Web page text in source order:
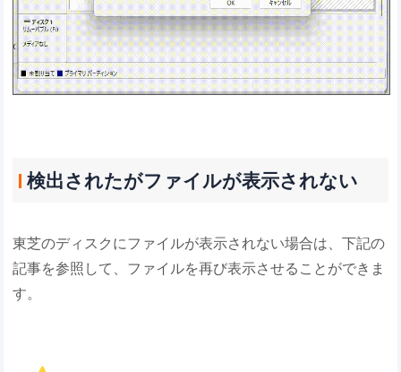
検出されたがファイルが表示されない
東芝のディスクにファイルが表示されない場合は、下記の
記事を参照して、ファイルを再び表示させることができま
す。